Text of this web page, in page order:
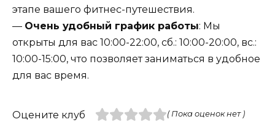
этапе вашего фитнес-путешествия.
— Очень удобный график работы: Мы
открыты для вас 10:00-22:00, сб.: 10:00-20:00, вс.:
10:00-15:00, что позволяет заниматься в удобное
для вас время.
Оцените клуб ( Пока оценок нет )